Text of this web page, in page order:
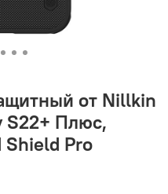
от Nillkin
S22+ Плюс,
Shield Pro